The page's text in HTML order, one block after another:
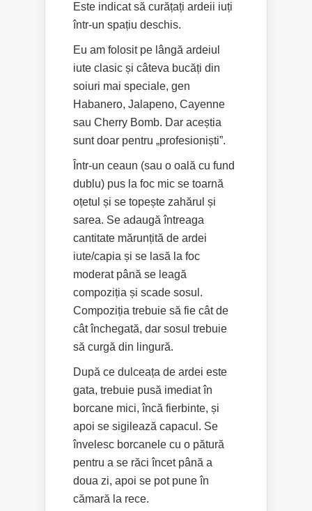
Este indicat să curățați ardeii iuți
într-un spațiu deschis.
Eu am folosit pe lângă ardeiul
iute clasic și câteva bucăți din
soiuri mai speciale, gen
Habanero, Jalapeno, Cayenne
sau Cherry Bomb. Dar aceștia
sunt doar pentru „profesioniști”.
Într-un ceaun (sau o oală cu fund
dublu) pus la foc mic se toarnă
oțetul și se topește zahărul și
sarea. Se adaugă întreaga
cantitate mărunțită de ardei
iute/capia și se lasă la foc
moderat până se leagă
compoziția și scade sosul.
Compoziția trebuie să fie cât de
cât închegată, dar sosul trebuie
să curgă din lingură.
După ce dulceața de ardei este
gata, trebuie pusă imediat în
borcane mici, încă fierbinte, și
apoi se sigilează capacul. Se
învelesc borcanele cu o pătură
pentru a se răci încet până a
doua zi, apoi se pot pune în
cămară la rece.